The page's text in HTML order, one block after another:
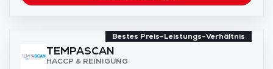
Bestes Preis-Leistungs-Verhältnis
TEMPASCAN
HACCP & REINIGUNG